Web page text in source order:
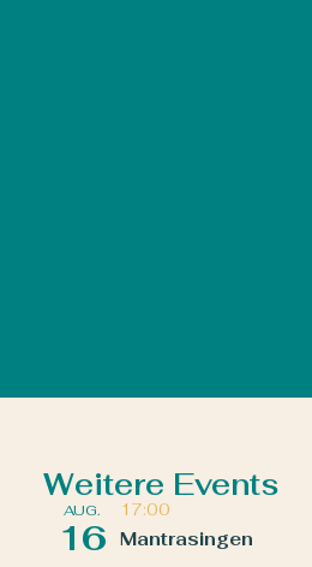
Weitere Events
AUG.
16
17:00
Mantrasingen